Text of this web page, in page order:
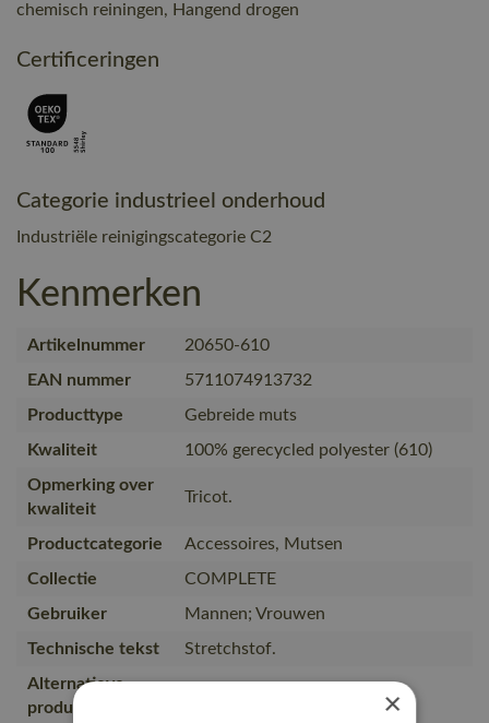
chemisch reiningen, Hangend drogen
Certificeringen
Categorie industrieel onderhoud
Industriële reinigingscategorie C2
Kenmerken
Artikelnummer
20650-610
EAN nummer
5711074913732
Producttype
Gebreide muts
Kwaliteit
100% gerecycled polyester (610)
Opmerking over
kwaliteit
Tricot.
Productcategorie
Accessoires, Mutsen
Collectie
COMPLETE
Gebruiker
Mannen; Vrouwen
Technische tekst
Stretchstof.
Alternatieve
producten
×